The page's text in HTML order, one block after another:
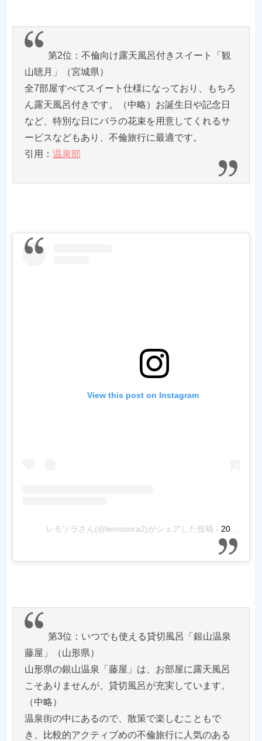
第2位：不倫向け露天風呂付きスイート「観
山聴月」（宮城県）
全7部屋すべてスイート仕様になっており、もちろ
ん露天風呂付きです。（中略）お誕生日や記念日
など、特別な日にバラの花束を用意してくれるサ
ービスなどもあり、不倫旅行に最適です。
引用： 温泉部
View this post on Instagram
レモソラさん(@lemosora2)がシェアした投稿 - 2016年 2月月28日午後6時09分PST
第3位：いつでも使える貸切風呂「銀山温泉
藤屋」（山形県）
山形県の銀山温泉「藤屋」は、お部屋に露天風呂
こそありませんが、貸切風呂が充実しています。
（中略）
温泉街の中にあるので、散策で楽しむこともで
き、比較的アクティブめの不倫旅行に人気のある